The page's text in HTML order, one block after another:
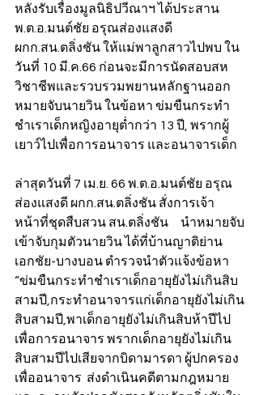
หลังรับเรื่องมูลนิธิปวีณาฯ ได้ประสาน
พ.ต.อ.มนต์ชัย อรุณส่องแสงดี
ผกก.สน.ตลิ่งชัน ให้แม่พาลูกสาวไปพบ ใน
วันที่ 10 มี.ค.66 ก่อนจะมีการนัดสอบสห
วิชาชีพและรวบรวมพยานหลักฐานออก
หมายจับนายวิน ในข้อหา ข่มขืนกระทำ
ชำเราเด็กหญิงอายุต่ำกว่า 13 ปี, พรากผู้
เยาว์ไปเพื่อการอนาจาร และอนาจารเด็ก
ล่าสุดวันที่ 7 เม.ย. 66 พ.ต.อ.มนต์ชัย อรุณ
ส่องแสงดี ผกก.สน.ตลิ่งชัน สั่งการเจ้า
หน้าที่ชุดสืบสวน สน.ตลิ่งชัน     นำหมายจับ
เข้าจับกุมตัวนายวิน ได้ที่บ้านญาติย่าน
เอกชัย-บางบอน ตำรวจนำตัวแจ้งข้อหา
“ข่มขืนกระทำชำเราเด็กอายุยังไม่เกินสิบ
สามปี,กระทำอนาจารแก่เด็กอายุยังไม่เกิน
สิบสามปี,พาเด็กอายุยังไม่เกินสิบห้าปีไป
เพื่อการอนาจาร พรากเด็กอายุยังไม่เกิน
สิบสามปีไปเสียจากบิดามารดา ผู้ปกครอง
เพื่ออนาจาร  ส่งดำเนินคดีตามกฎหมาย